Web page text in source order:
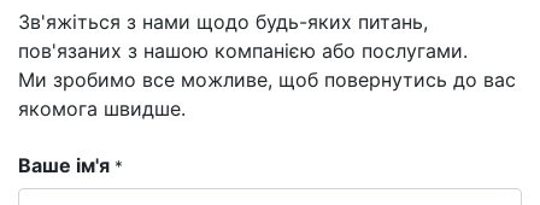
Зв'яжіться з нами щодо будь-яких питань,
пов'язаних з нашою компанією або послугами.
Ми зробимо все можливе, щоб повернутись до вас
якомога швидше.
Ваше ім'я *